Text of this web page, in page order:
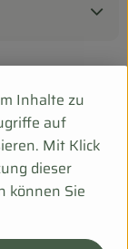
Inhalte zu
auf
Mit Klick
dieser
können Sie